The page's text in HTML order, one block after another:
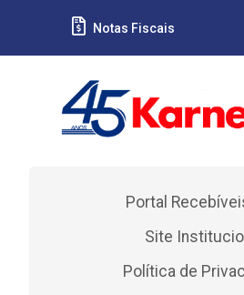
Notas Fiscais
Portal
Site
Política de